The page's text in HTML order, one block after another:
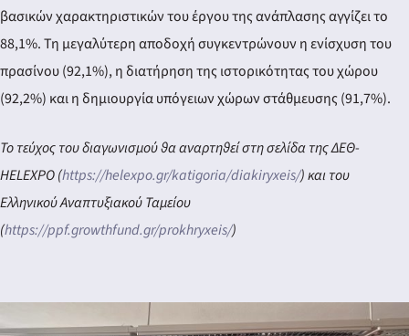
βασικών χαρακτηριστικών του έργου της ανάπλασης αγγίζει το
88,1%. Τη μεγαλύτερη αποδοχή συγκεντρώνουν η ενίσχυση του
πρασίνου (92,1%), η διατήρηση της ιστορικότητας του χώρου
(92,2%) και η δημιουργία υπόγειων χώρων στάθμευσης (91,7%).
Το τεύχος του διαγωνισμού θα αναρτηθεί στη σελίδα της ΔΕΘ-
HELEXPO (https://helexpo.gr/katigoria/diakiryxeis/) και του
Ελληνικού Αναπτυξιακού Ταμείου
(https://ppf.growthfund.gr/prokhryxeis/)